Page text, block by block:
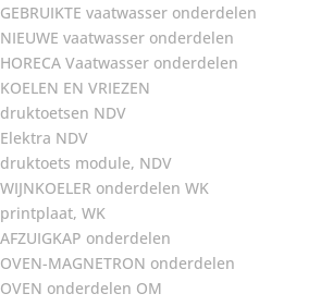
GEBRUIKTE vaatwasser onderdelen
NIEUWE vaatwasser onderdelen
HORECA Vaatwasser onderdelen
KOELEN EN VRIEZEN
druktoetsen NDV
Elektra NDV
druktoets module, NDV
WIJNKOELER onderdelen WK
printplaat, WK
AFZUIGKAP onderdelen
OVEN-MAGNETRON onderdelen
OVEN onderdelen OM